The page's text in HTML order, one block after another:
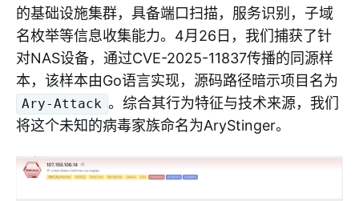
的基础设施集群，具备端口扫描，服务识别，子域
名枚举等信息收集能力。4月26日，我们捕获了针
对NAS设备，通过CVE-2025-11837传播的同源样
本，该样本由Go语言实现，源码路径暗示项目名为
Ary-Attack 。综合其行为特征与技术来源，我们
将这个未知的病毒家族命名为AryStinger。